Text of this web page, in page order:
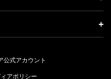
公式アカウント
アポリシー